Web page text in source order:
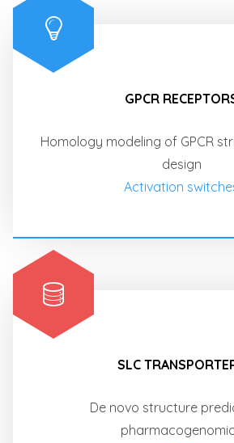
GPCR
Homology modeling of GPCR
design
Activation
SLC
De novo structure